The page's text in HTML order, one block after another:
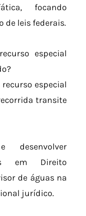
focando
de leis federais.
especial
especial
transite
desenvolver
em Direito
de águas na
jurídico.